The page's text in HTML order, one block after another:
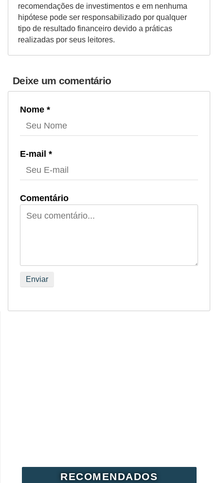
recomendações de investimentos e em nenhuma
hipótese pode ser responsabilizado por qualquer
tipo de resultado financeiro devido a práticas
realizadas por seus leitores.
Deixe um comentário
Nome *
E-mail *
Comentário
RECOMENDADOS